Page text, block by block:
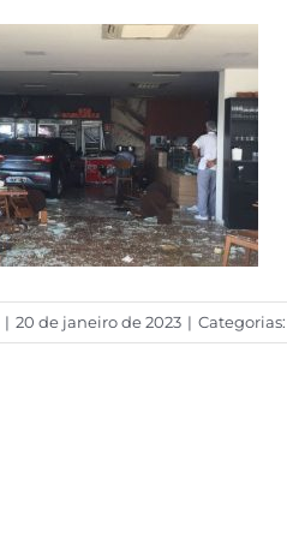
| 20 de janeiro de 2023 | Categorias: